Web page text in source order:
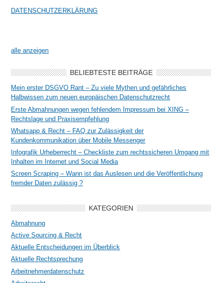
DATENSCHUTZERKLÄRUNG
alle anzeigen
BELIEBTESTE BEITRÄGE
Mein erster DSGVO Rant – Zu viele Mythen und gefährliches
Halbwissen zum neuen europäischen Datenschutzrecht
Erste Abmahnungen wegen fehlendem Impressum bei XING –
Rechtslage und Praxisempfehlung
Whatsapp & Recht – FAQ zur Zulässigkeit der
Kundenkommunikation über Mobile Messenger
Infografik Urheberrecht – Checkliste zum rechtssicheren Umgang mit
Inhalten im Internet und Social Media
Screen Scraping – Wann ist das Auslesen und die Veröffentlichung
fremder Daten zulässig ?
KATEGORIEN
Abmahnung
Active Sourcing & Recht
Aktuelle Entscheidungen im Überblick
Aktuelle Rechtsprechung
Arbeitnehmerdatenschutz